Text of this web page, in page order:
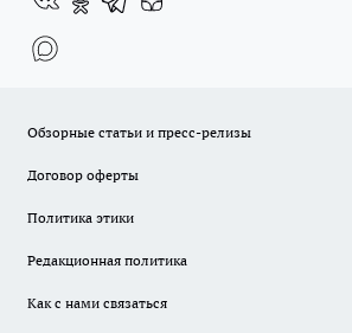
Обзорные статьи и пресс-релизы
Договор оферты
Политика этики
Редакционная политика
Как с нами связаться